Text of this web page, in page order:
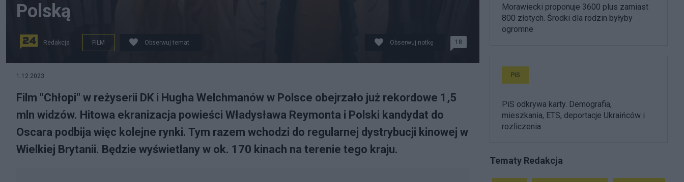
Polską
Redakcja FILM Obserwuj temat Obserwuj notkę 18
1.12.2023
Film "Chłopi" w reżyserii DK i Hugha Welchmanów w Polsce obejrzało już rekordowe 1,5
mln widzów. Hitowa ekranizacja powieści Władysława Reymonta i Polski kandydat do
Oscara podbija więc kolejne rynki. Tym razem wchodzi do regularnej dystrybucji kinowej w
Wielkiej Brytanii. Będzie wyświetlany w ok. 170 kinach na terenie tego kraju.
Morawiecki proponuje 3600 plus zamiast
800 złotych. Środki dla rodzin byłyby
ogromne
PiS
PiS odkrywa karty. Demografia,
mieszkania, ETS, deportacje Ukraińców i
rozliczenia
Tematy Redakcja